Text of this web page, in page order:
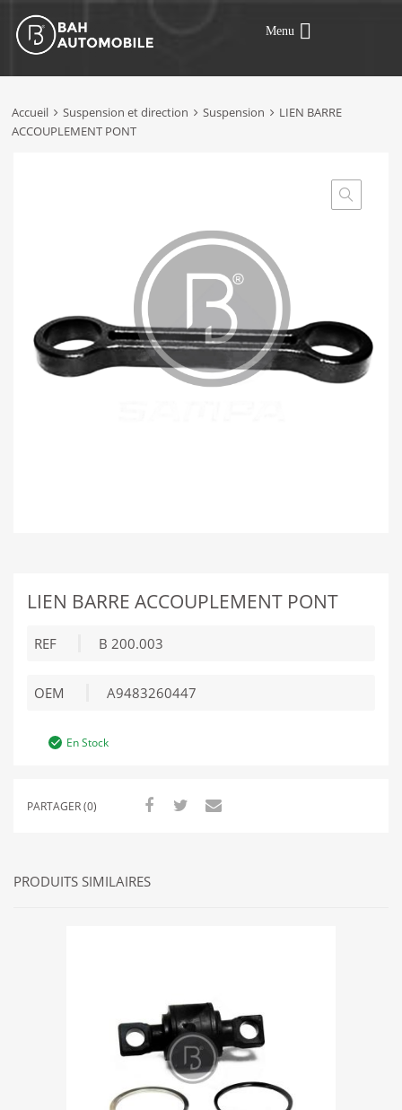
Menu
Accueil Suspension et direction Suspension
LIEN BARRE
ACCOUPLEMENT PONT
LIEN BARRE ACCOUPLEMENT PONT
REF B 200.003
OEM A9483260447
En Stock
PARTAGER (0)
PRODUITS SIMILAIRES